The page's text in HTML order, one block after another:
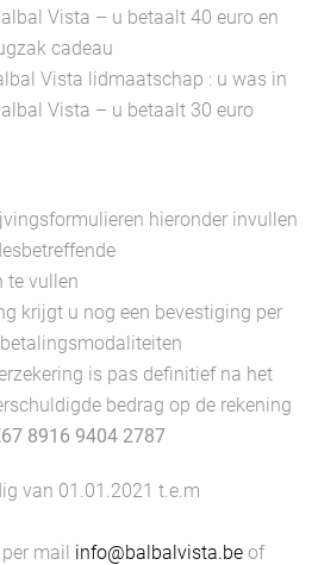
Vista – u betaalt 40 euro en
cadeau
Vista lidmaatschap : u was in
Vista – u betaalt 30 euro
hieronder invullen
te vullen
krijgt u nog een bevestiging per
is pas definitief na het
bedrag op de rekening
8916 9404 2787
van 01.01.2021 t.e.m
mail info@balbalvista.be of